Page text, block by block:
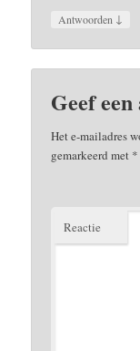
Antwoorden ↓
Geef
Het e-mailadres
gemarkeerd met *
Reactie